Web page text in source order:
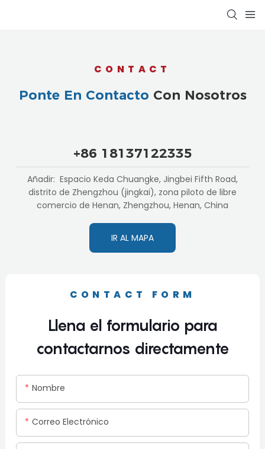
CONTACT
Ponte En Contacto Con Nosotros
+86 18137122335
Añadir: Espacio Keda Chuangke, Jingbei Fifth Road,
distrito de Zhengzhou (jingkai), zona piloto de libre
comercio de Henan, Zhengzhou, Henan, China
IR AL MAPA
CONTACT FORM
Llena el formulario para
contactarnos directamente
Nombre
Correo Electrónico